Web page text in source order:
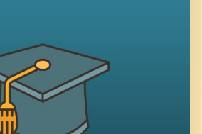
ד״ר רונית לוין שנור, מרצה
רדזינר למשפטים, מומחית לדיני
ובנייה מספרת לנו על דרמה
שקשורה לסעיף הקרוי-